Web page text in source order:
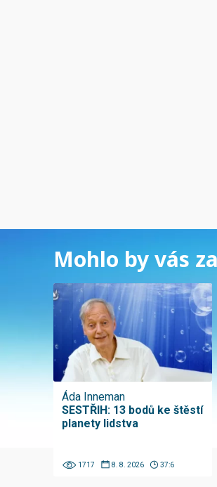
Mohlo by vás
Áda Inneman
SESTŘIH: 13 bodů ke štěstí
planety lidstva
1717 8. 8. 2026 37:6